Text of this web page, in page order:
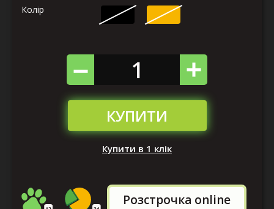
Колір
КУПИТИ
Купити в 1 клік
Розстрочка online